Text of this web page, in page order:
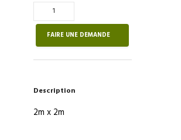
Quantité
de
Clôture
de
FAIRE UNE DEMANDE
Description
2m x 2m